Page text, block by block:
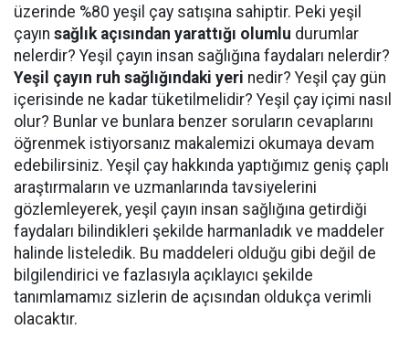
üzerinde %80 yeşil çay satışına sahiptir. Peki yeşil
çayın sağlık açısından yarattığı olumlu durumlar
nelerdir? Yeşil çayın insan sağlığına faydaları nelerdir?
Yeşil çayın ruh sağlığındaki yeri nedir? Yeşil çay gün
içerisinde ne kadar tüketilmelidir? Yeşil çay içimi nasıl
olur? Bunlar ve bunlara benzer soruların cevaplarını
öğrenmek istiyorsanız makalemizi okumaya devam
edebilirsiniz. Yeşil çay hakkında yaptığımız geniş çaplı
araştırmaların ve uzmanlarında tavsiyelerini
gözlemleyerek, yeşil çayın insan sağlığına getirdiği
faydaları bilindikleri şekilde harmanladık ve maddeler
halinde listeledik. Bu maddeleri olduğu gibi değil de
bilgilendirici ve fazlasıyla açıklayıcı şekilde
tanımlamamız sizlerin de açısından oldukça verimli
olacaktır.